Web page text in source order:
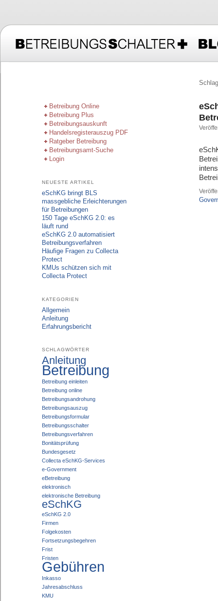
Betreibung Online
Betreibung Plus
Betreibungsauskunft
Handelsregisterauszug PDF
Ratgeber Betreibung
Betreibungsamt-Suche
Login
NEUESTE ARTIKEL
eSchKG bringt BLS
massgebliche Erleichterungen
für Betreibungen
150 Tage eSchKG 2.0: es
läuft rund
eSchKG 2.0 automatisiert
Betreibungsverfahren
Häufige Fragen zu Collecta
Protect
KMUs schützen sich mit
Collecta Protect
KATEGORIEN
Allgemein
Anleitung
Erfahrungsbericht
SCHLAGWÖRTER
Anleitung
Betreibung
Betreibung einleiten
Betreibung online
Betreibungsandrohung
Betreibungsauszug
Betreibungsformular
Betreibungsschalter
Betreibungsverfahren
Bonitätsprüfung
Bundesgesetz
Collecta eSchKG-Services
e-Government
eBetreibung
elektronisch
elektronische Betreibung
eSchKG
eSchKG 2.0
Firmen
Folgekosten
Fortsetzungsbegehren
Frist
Fristen
Gebühren
Inkasso
Jahresabschluss
KMU